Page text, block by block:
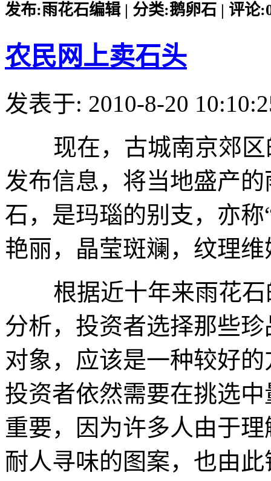
发布:雨花石编辑 | 分类:鹅卵石 | 评论
农民网上卖石头
发表于: 2010-8-20
现在，古城南京郊区
发布信息，将当地盛产
石，是玛瑙的别支，亦
艳丽，晶莹斑斓，纹理
根据近十年来雨花石
分析，投资者选择那些
对象，应该是一种较好
投资者依然需要在挑选
重要，因为许多人由于
耐人寻味的图案，也由